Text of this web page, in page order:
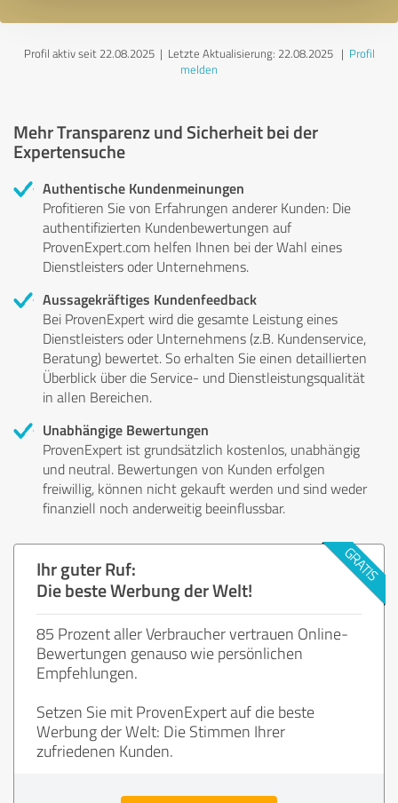
Profil aktiv seit 22.08.2025 | Letzte Aktualisierung: 22.08.2025| Profil
melden
Mehr Transparenz und Sicherheit bei der
Expertensuche
Authentische Kundenmeinungen
Profitieren Sie von Erfahrungen anderer Kunden: Die
authentifizierten Kundenbewertungen auf
ProvenExpert.com helfen Ihnen bei der Wahl eines
Dienstleisters oder Unternehmens.
Aussagekräftiges Kundenfeedback
Bei ProvenExpert wird die gesamte Leistung eines
Dienstleisters oder Unternehmens (z.B. Kundenservice,
Beratung) bewertet. So erhalten Sie einen detaillierten
Überblick über die Service- und Dienstleistungsqualität
in allen Bereichen.
Unabhängige Bewertungen
ProvenExpert ist grundsätzlich kostenlos, unabhängig
und neutral. Bewertungen von Kunden erfolgen
freiwillig, können nicht gekauft werden und sind weder
finanziell noch anderweitig beeinflussbar.
Ihr guter Ruf:
Die beste Werbung der Welt!
85 Prozent aller Verbraucher vertrauen Online-
Bewertungen genauso wie persönlichen
Empfehlungen.
Setzen Sie mit ProvenExpert auf die beste
Werbung der Welt: Die Stimmen Ihrer
zufriedenen Kunden.